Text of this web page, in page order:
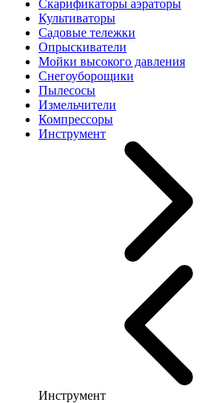
Скарификаторы аэраторы
Культиваторы
Садовые тележки
Опрыскиватели
Мойки высокого давления
Снегоуборощики
Пылесосы
Измельчители
Компрессоры
Инструмент
Инструмент